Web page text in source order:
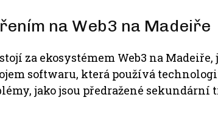
na Web3 na Madeiře
za ekosystémem Web3 na Madeiře,
softwaru, která používá
jako jsou předražené sekundární